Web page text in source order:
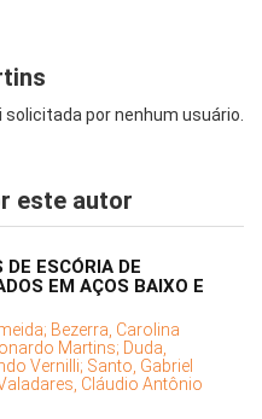
por nenhum usuário.
este autor
ESCÓRIA DE
EM AÇOS BAIXO E
Bezerra, Carolina
Martins; Duda,
Vernilli; Santo, Gabriel
Cláudio Antônio